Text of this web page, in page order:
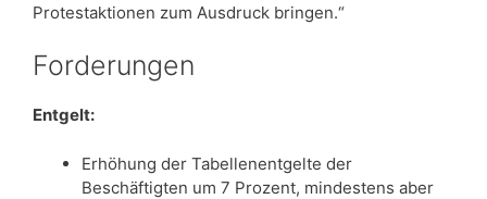
Protestaktionen zum Ausdruck bringen.“
Forderungen
Entgelt:
Erhöhung der Tabellenentgelte der
Beschäftigten um 7 Prozent, mindestens aber